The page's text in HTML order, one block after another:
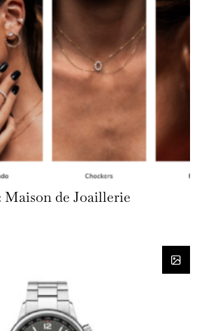
de Joaillerie